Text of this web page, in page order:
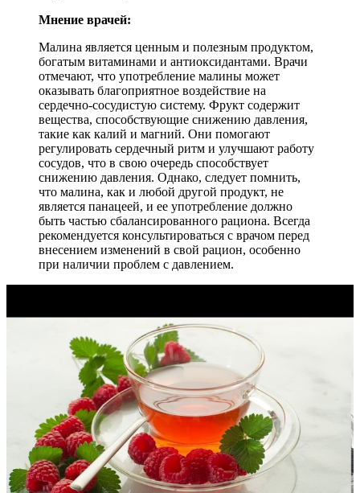
Мнение врачей:
Малина является ценным и полезным продуктом,
богатым витаминами и антиоксидантами. Врачи
отмечают, что употребление малины может
оказывать благоприятное воздействие на
сердечно-сосудистую систему. Фрукт содержит
вещества, способствующие снижению давления,
такие как калий и магний. Они помогают
регулировать сердечный ритм и улучшают работу
сосудов, что в свою очередь способствует
снижению давления. Однако, следует помнить,
что малина, как и любой другой продукт, не
является панацеей, и ее употребление должно
быть частью сбалансированного рациона. Всегда
рекомендуется консультироваться с врачом перед
внесением изменений в свой рацион, особенно
при наличии проблем с давлением.